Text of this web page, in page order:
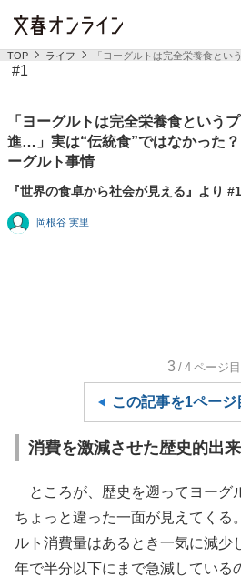
TOP ライフ 「ヨーグルトは完全栄養食と
#1
「ヨーグルトは完全栄養食という
進…」実は“伝統食”ではなかった
ーグルト事情
『世界の食卓から社会が見える』より #1
岡根谷 実里
3 /4 ページ目
この記事を1ペー
消費を激減させた歴史的出
ところが、歴史を遡ってヨーグ
ちょっと違った一面が見えてくる
ルト消費量はあるとき一気に減少
年で半分以下にまで急減している